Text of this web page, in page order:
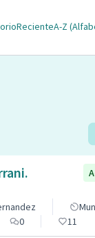
RecienteA-Z
0 11